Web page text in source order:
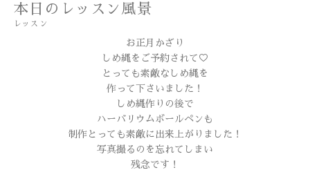
本日のレッスン風景
レッスン
お正月かざり
しめ縄をご予約されて♡
とっても素敵なしめ縄を
作って下さいました！
しめ縄作りの後で
ハーバリウムボールペンも
制作とっても素敵に出来上がりました！
写真撮るのを忘れてしまい
残念です！